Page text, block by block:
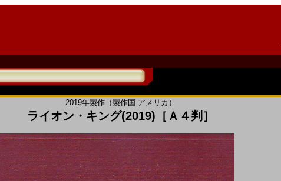
2019年製作（製作国 アメリカ）
ライオン・キング(2019)［Ａ４判］